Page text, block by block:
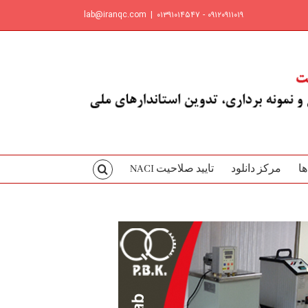
۰۹۱۲۰۹۱۱۰۱۹ - ۰۱۳۹۱۰۱۴۵۴۷ |
lab@iranqc.com
مرکز دانلود تایید صلاحیت NACI